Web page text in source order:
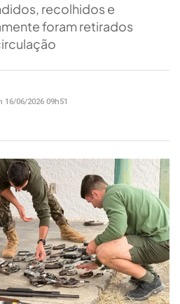
recolhidos e
foram retirados
16/06/2026 09h51